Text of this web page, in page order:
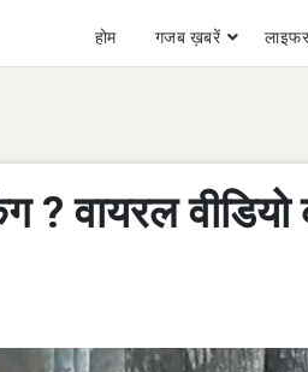
होम गजब ख़बरें
? वायरल